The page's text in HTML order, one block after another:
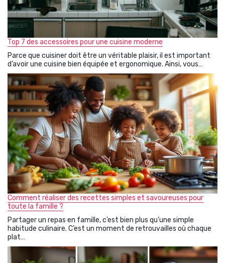
Top 7 des accessoires pour une cuisine moderne
Parce que cuisiner doit être un véritable plaisir, il est important
d’avoir une cuisine bien équipée et ergonomique. Ainsi, vous…
Comment réaliser des recettes simples et savoureuses pour
toute la famille ?
Partager un repas en famille, c’est bien plus qu’une simple
habitude culinaire. C’est un moment de retrouvailles où chaque
plat…